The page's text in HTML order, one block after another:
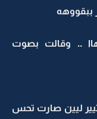
ببقووهه
.. وقالت بصوت
ليين صارت تحس